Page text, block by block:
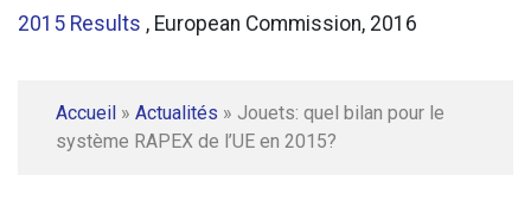
2015 Results , European Commission, 2016
Accueil » Actualités » Jouets: quel bilan pour le
système RAPEX de l’UE en 2015?